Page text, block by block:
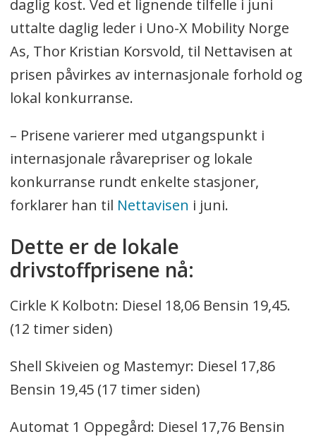
daglig kost. Ved et lignende tilfelle i juni
uttalte daglig leder i Uno-X Mobility Norge
As, Thor Kristian Korsvold, til Nettavisen at
prisen påvirkes av internasjonale forhold og
lokal konkurranse.
– Prisene varierer med utgangspunkt i
internasjonale råvarepriser og lokale
konkurranse rundt enkelte stasjoner,
forklarer han til Nettavisen i juni.
Dette er de lokale
drivstoffprisene nå:
Cirkle K Kolbotn: Diesel 18,06 Bensin 19,45.
(12 timer siden)
Shell Skiveien og Mastemyr: Diesel 17,86
Bensin 19,45 (17 timer siden)
Automat 1 Oppegård: Diesel 17,76 Bensin